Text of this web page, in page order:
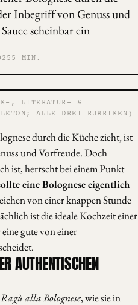
Inbegriff von Genuss und
scheinbar ein
5 MIN.
, LITERATUR- &
ALLE DREI RUBRIKEN)
durch die Küche zieht, ist
und Vorfreude. Doch
ist, herrscht bei einem Punkt
eine Bolognese eigentlich
von einer knappen Stunde
ist die ideale Kochzeit einer
gute von einer
AUTHENTISCHEN
Ragù alla Bolognese, wie sie in